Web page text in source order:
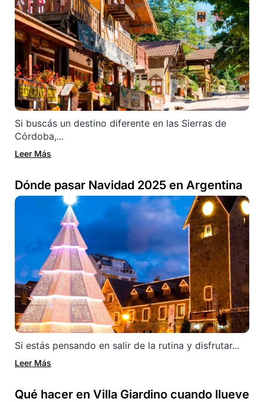
Si buscás un destino diferente en las Sierras de
Córdoba,...
Leer Más
Dónde pasar Navidad 2025 en Argentina
Si estás pensando en salir de la rutina y disfrutar...
Leer Más
Qué hacer en Villa Giardino cuando llueve